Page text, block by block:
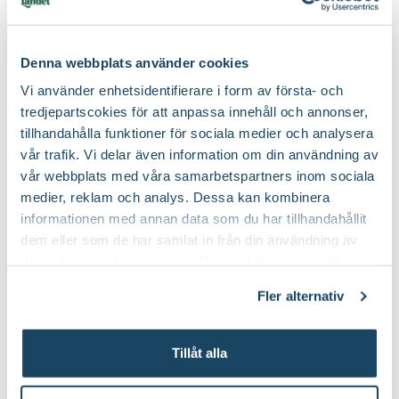
Denna webbplats använder cookies
Vi använder enhetsidentifierare i form av första- och
tredjepartscokies för att anpassa innehåll och annonser,
tillhandahålla funktioner för sociala medier och analysera
vår trafik. Vi delar även information om din användning av
vår webbplats med våra samarbetspartners inom sociala
medier, reklam och analys. Dessa kan kombinera
informationen med annan data som du har tillhandahållit
dem eller som de har samlat in från din användning av
Fler alternativ
Tillåt alla
Online
I lager
till Nematoder Nemablom produktsida
Online
Krukor till dina nya växter